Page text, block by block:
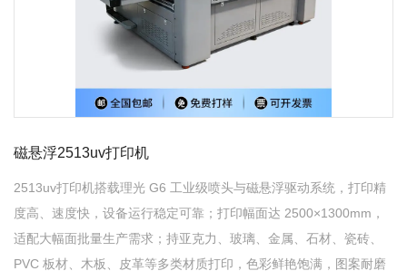
磁悬浮2513uv打印机
2513uv打印机搭载理光 G6 工业级喷头与磁悬浮驱动系统，打印精
度高、速度快，设备运行稳定可靠；打印幅面达 2500×1300mm，
适配大幅面批量生产需求；持亚克力、玻璃、金属、石材、瓷砖、
PVC 板材、木板、皮革等多类材质打印，色彩鲜艳饱满，图案耐磨